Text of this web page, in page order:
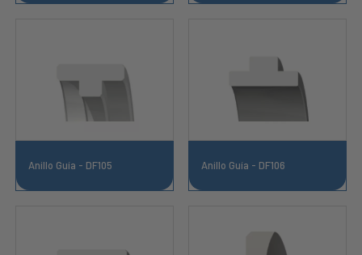
Anillo Guía - DF105 Anillo Guía - DF106